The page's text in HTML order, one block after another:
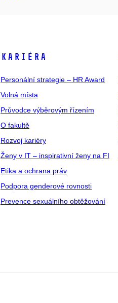
KARIÉRA
Personální strategie – HR Award
Volná místa
Průvodce výběrovým řízením
O fakultě
Rozvoj kariéry
Ženy v IT – inspirativní ženy na FI
Etika a ochrana práv
Podpora genderové rovnosti
Prevence sexuálního obtěžování